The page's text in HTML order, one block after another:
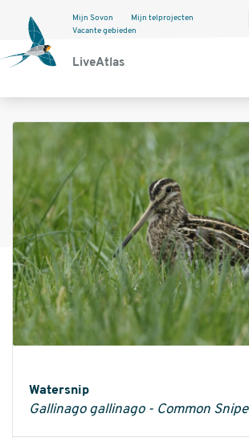
LiveAtlas
Mijn Sovon
Mijn telprojecten
Vacante gebieden
Watersnip
Gallinago gallinago - Common Snipe